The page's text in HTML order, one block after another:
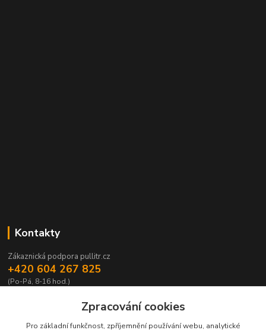
Kontakty
Zákaznická podpora pullitr.cz
+420 604 267 825
(Po-Pá, 8-16 hod.)
Zpracování cookies
Pro základní funkčnost, zpříjemnění používání webu, analytické